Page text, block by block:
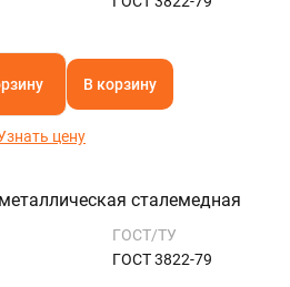
В корзину
цену
сталемедная
ГОСТ/ТУ
ГОСТ 3822-79